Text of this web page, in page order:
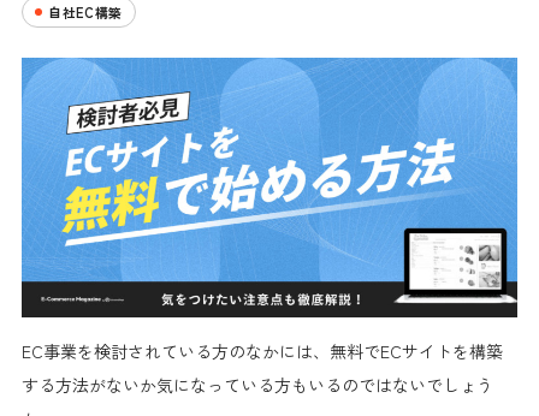
自社EC構築
EC事業を検討されている方のなかには、無料でECサイトを構築
する方法がないか気になっている方もいるのではないでしょう